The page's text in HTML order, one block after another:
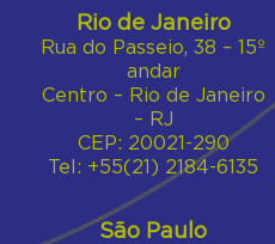
Rio de Janeiro
Rua do Passeio, 38 – 15º
andar
Centro – Rio de Janeiro
– RJ
CEP: 20021-290
Tel: +55(21) 2184-6135
São Paulo